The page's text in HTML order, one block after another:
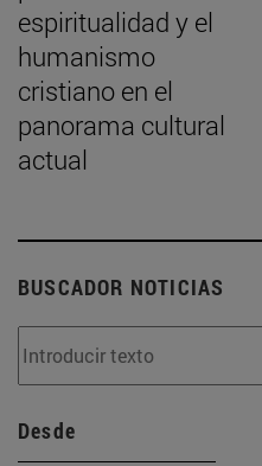
espiritualidad y el
humanismo
cristiano en el
panorama cultural
actual
BUSCADOR NOTICIAS
Desde